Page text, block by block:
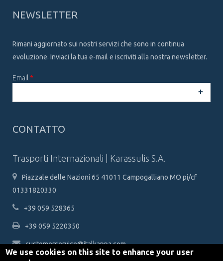
NEWSLETTER
Rimani aggiornato sui nostri servizi che sono in continua
evoluzione. Inviaci la tua e-mail e iscriviti alla nostra newsletter.
Email *
question is
not you are a
visitor and to
prevent
spam
CONTATTO
Trasporti Internazionali | Karassulis S.A.
Piazzale delle Nazioni 65 41011 Campogalliano MO pi/cf
01331820330
+39 059 528365
+39 059 5220350
customerservice@italkappa.com
We use cookies on this site to enhance your user